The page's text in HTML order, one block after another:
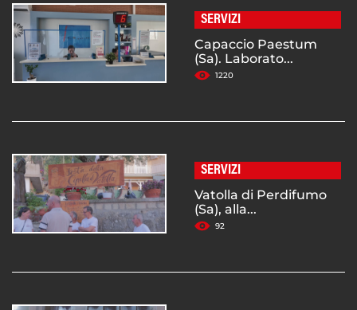
SERVIZI
Capaccio Paestum
(Sa). Laborato...
1220
SERVIZI
Vatolla di Perdifumo
(Sa), alla...
92